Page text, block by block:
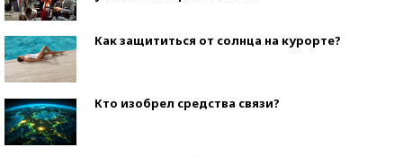
Как защититься от солнца на курорте?
Кто изобрел средства связи?